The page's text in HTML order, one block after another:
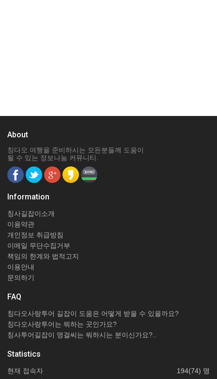
About
칭다오 여행을 준비하시는 모든분들께 도움이
될 수 있는 정보나눔 커뮤니티.
Information
칭사길잡이소개
이용약관
개인정보 취급방침
이메일 무단수집거부
책임의 한계와 법적고지
이용안내
문의하기
FAQ
칭다오사랑투어 길잡이 도움은 어떻게 받을 수 있을까요?
칭다오사랑투어는 뭐하는 곳인가요?
칭사투어길잡이 명걸씨는 뭐하시는 분이신가요?..
Statistics
현재 접속자
194(74) 명